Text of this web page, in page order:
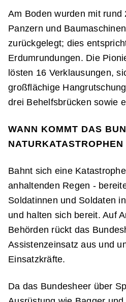
Am Boden wurden mit rund
Panzern und
zurückgelegt; dies
Erdumrundungen. Die
lösten 16 Verklausungen,
großflächige
drei Behelfsbrücken sowie
WANN KOMMT DAS
Bahnt sich eine
anhaltenden Regen -
Soldatinnen und Soldaten
und halten sich bereit. Auf
Behörden rückt das
Assistenzeinsatz aus und
Einsatzkräfte.
Da das Bundesheer über